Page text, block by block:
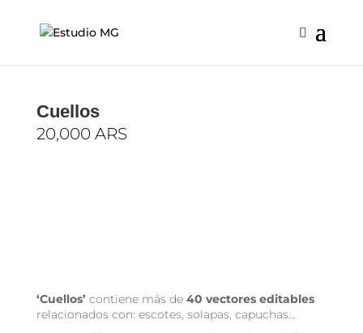
Cuellos
20,000 ARS
‘Cuellos’ contiene más de 40 vectores editables
relacionados con: escotes, solapas, capuchas…